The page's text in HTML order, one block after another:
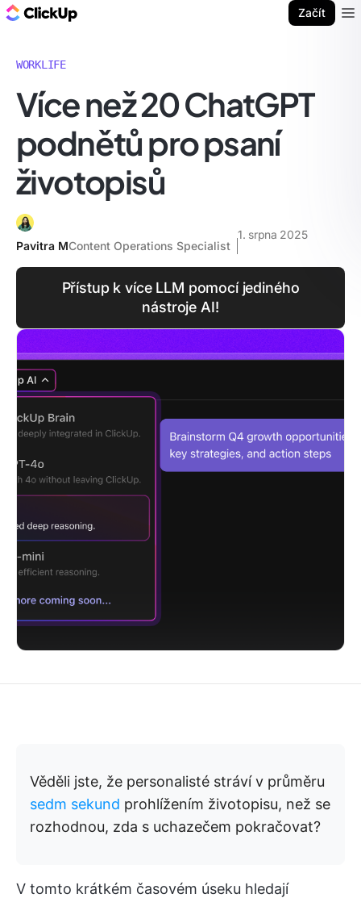
Začít
WORKLIFE
Více než 20 ChatGPT
podnětů pro psaní
životopisů
Pavitra MContent Operations Specialist
1. srpna 2025
Přístup k více LLM pomocí jediného
nástroje AI!
Věděli jste, že personalisté stráví v průměru
sedm sekund prohlížením životopisu, než se
rozhodnou, zda s uchazečem pokračovat?
V tomto krátkém časovém úseku hledají